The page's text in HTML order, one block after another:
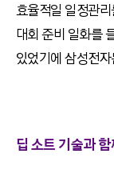
효율적일 일정관
대회 준비 일화를
있었기에 삼성전
딥 소트 기술과